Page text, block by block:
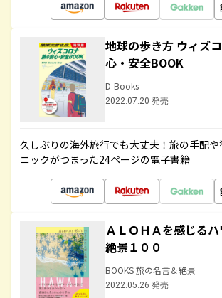
地球の歩き方 ウィズ
心・安全BOOK
D-Books
2022.07.20 発売
久しぶりの海外旅行でも大丈夫！旅の手配
ニックがつまった24ページの電子書籍
ＡＬＯＨＡを感じる
絶景１００
BOOKS 旅の名言＆絶景
2022.05.26 発売